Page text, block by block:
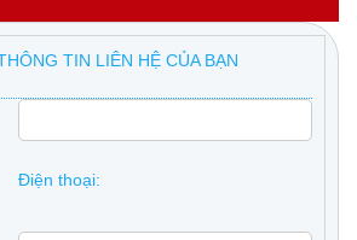
TIN LIÊN HỆ CỦA BẠN
Điện thoại: